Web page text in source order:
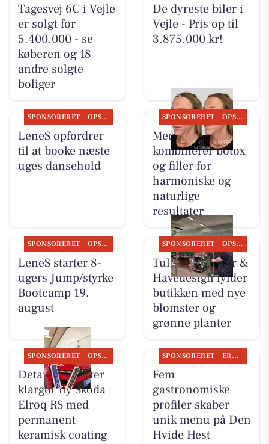
Tagesvej 6C i Vejle
er solgt for
5.400.000 - se
køberen og 18
andre solgte
boliger
De dyreste biler i
Vejle - Pris op til
3.875.000 kr!
SPONSORERET OPSLAGSTAVLEN
LeneS opfordrer
til at booke næste
uges dansehold
SPONSORERET OPSLAGSTAVLEN
MediSkin
kombinerer botox
og filler for
harmoniske og
naturlige
resultater
SPONSORERET OPSLAGSTAVLEN
LeneS starter 8-
ugers Jump/styrke
Bootcamp 19.
august
SPONSORERET OPSLAGSTAVLEN
Tulipa Blomster &
Havedesign fylder
butikken med nye
blomster og
grønne planter
SPONSORERET OPSLAGSTAVLEN
Detailing Center
klargør ny Skoda
Elroq RS med
permanent
keramisk coating
SPONSORERET ERHVERV
Fem
gastronomiske
profiler skaber
unik menu på Den
Hvide Hest